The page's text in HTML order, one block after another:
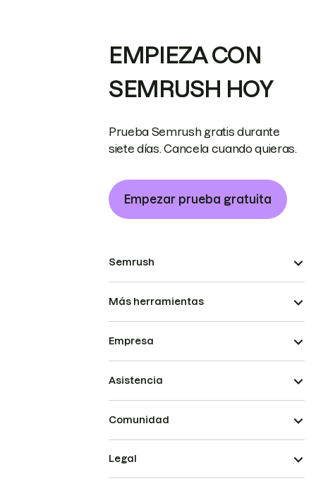
EMPIEZA CON
SEMRUSH HOY
Prueba Semrush gratis durante
siete días. Cancela cuando quieras.
Empezar prueba gratuita
Semrush
Más herramientas
Empresa
Asistencia
Comunidad
Legal